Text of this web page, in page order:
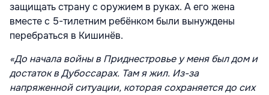
защищать страну с оружием в руках. А его жена
вместе с 5-тилетним ребёнком были вынуждены
перебраться в Кишинёв.
«До начала войны в Приднестровье у меня был дом и
достаток в Дубоссарах. Там я жил. Из-за
напряженной ситуации, которая сохраняется до сих